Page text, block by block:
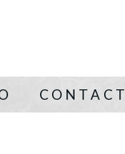
CONTACT